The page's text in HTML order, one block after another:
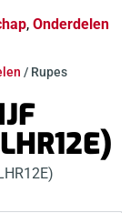
/ Rupes
, Onderdelen